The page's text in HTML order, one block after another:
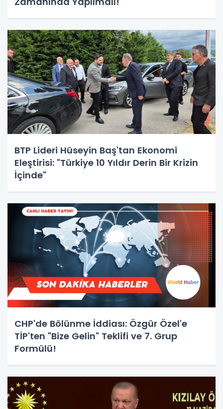
BTP Lideri Hüseyin Baş'tan Ekonomi
Eleştirisi: "Türkiye 10 Yıldır Derin Bir Krizin
İçinde"
CHP'de Bölünme İddiası: Özgür Özel'e
TİP'ten "Bize Gelin" Teklifi ve 7. Grup
Formülü!